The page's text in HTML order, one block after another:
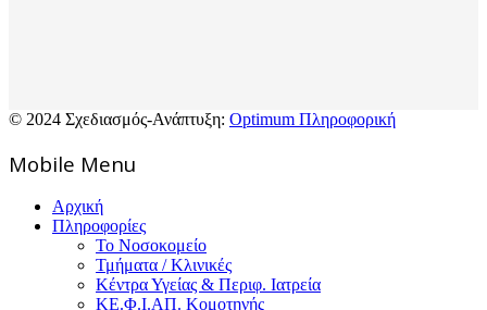
© 2024 Σχεδιασμός-Ανάπτυξη: Optimum Πληροφορική
Mοbile Menu
Αρχική
Πληροφορίες
Το Νοσοκομείο
Τμήματα / Κλινικές
Κέντρα Υγείας & Περιφ. Ιατρεία
ΚΕ.Φ.Ι.ΑΠ. Κομοτηνής